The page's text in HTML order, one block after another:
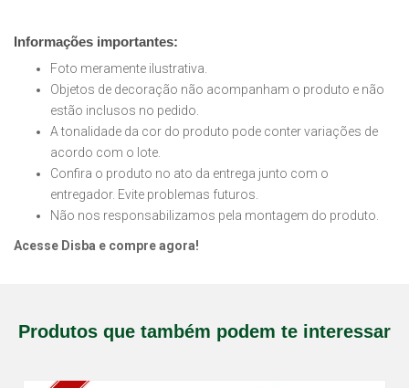
Informações importantes:
Foto meramente ilustrativa.
Objetos de decoração não acompanham o produto e não
estão inclusos no pedido.
A tonalidade da cor do produto pode conter variações de
acordo com o lote.
Confira o produto no ato da entrega junto com o
entregador. Evite problemas futuros.
Não nos responsabilizamos pela montagem do produto.
Acesse Disba e compre agora!
Produtos que também podem te interessar